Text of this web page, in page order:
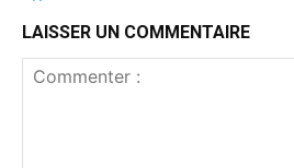
LAISSER UN COMMENTAIRE